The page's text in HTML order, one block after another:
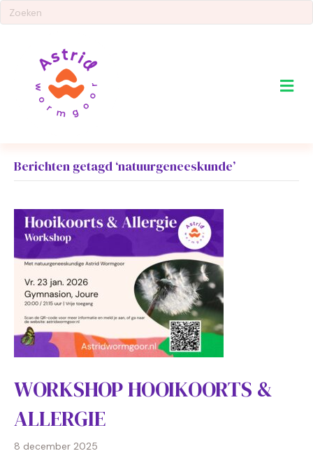
Berichten getagd ‘natuurgeneeskunde’
WORKSHOP HOOIKOORTS &
ALLERGIE
8 december 2025